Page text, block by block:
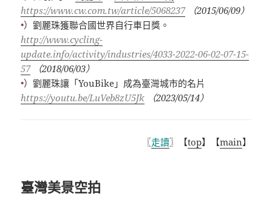
https://www.cw.com.tw/article/5068237
（2015/06/09）
•）劉麗珠獲聯合國世界自行車日獎。
http://www.cycling-
update.info/activity/industries/4033-2022-06-02-07-15-
57
（2018/06/03）
•）劉麗珠讓「YouBike 」成為臺灣城市的名片
https://youtu.be/LuVeb8zU5Jk
（2023/05/14）
〖走讀〗【top】【main】
臺灣美景空拍